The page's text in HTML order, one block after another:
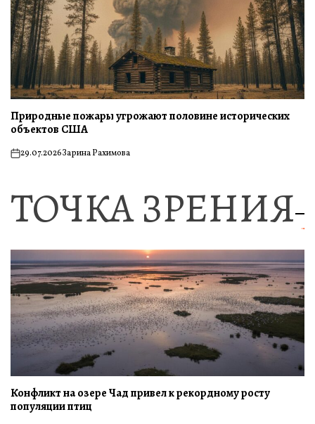
Природные пожары угрожают половине исторических
объектов США
on29.07.2026Зарина Рахимова
ТОЧКА ЗРЕНИЯ
Конфликт на озере Чад привел к рекордному росту
популяции птиц